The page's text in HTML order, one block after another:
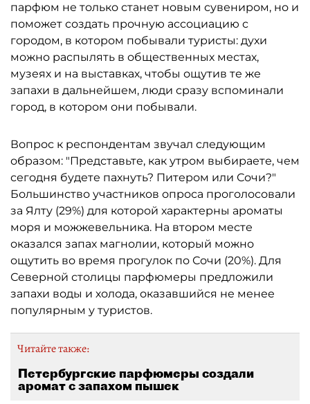
парфюм не только станет новым сувениром, но и
поможет создать прочную ассоциацию с
городом, в котором побывали туристы: духи
можно распылять в общественных местах,
музеях и на выставках, чтобы ощутив те же
запахи в дальнейшем, люди сразу вспоминали
город, в котором они побывали.
Вопрос к респондентам звучал следующим
образом: "Представьте, как утром выбираете, чем
сегодня будете пахнуть? Питером или Сочи?"
Большинство участников опроса проголосовали
за Ялту (29%) для которой характерны ароматы
моря и можжевельника. На втором месте
оказался запах магнолии, который можно
ощутить во время прогулок по Сочи (20%). Для
Северной столицы парфюмеры предложили
запахи воды и холода, оказавшийся не менее
популярным у туристов.
Читайте также:
Петербургские парфюмеры создали
аромат с запахом пышек